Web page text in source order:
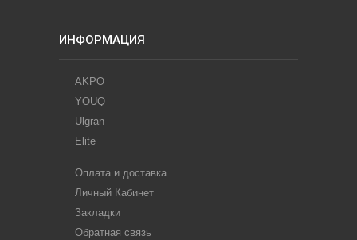
ИНФОРМАЦИЯ
AKPO
YOUQ
Ulgran
Elite
Оплата и доставка
Личный Кабинет
Закладки
Обратная связь